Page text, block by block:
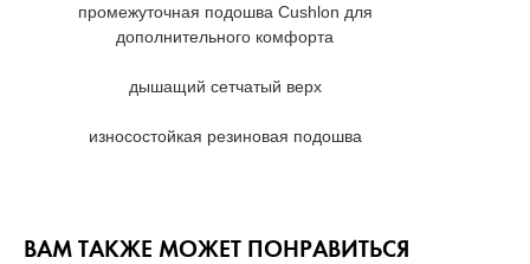
промежуточная подошва Cushlon для
дополнительного комфорта
дышащий сетчатый верх
износостойкая резиновая подошва
ВАМ ТАКЖЕ МОЖЕТ ПОНРАВИТЬСЯ